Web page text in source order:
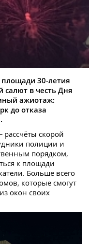
площади 30-летия
в честь Дня
ажиотаж:
до отказа
скорой
полиции и
порядком,
к площади
Больше всего
которые смогут
окон своих